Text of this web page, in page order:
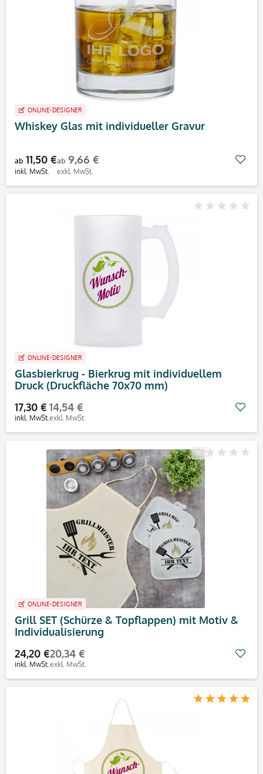
ONLINE-DESIGNER
Whiskey Glas mit individueller Gravur
ab 11,50 €
inkl. MwSt.
ab 9,66 €
exkl. MwSt.
ONLINE-DESIGNER
Glasbierkrug - Bierkrug mit individuellem
Druck (Druckfläche 70x70 mm)
17,30 €
inkl. MwSt.
14,54 €
exkl. MwSt.
ONLINE-DESIGNER
Grill SET (Schürze & Topflappen) mit Motiv &
Individualisierung
24,20 €
inkl. MwSt.
20,34 €
exkl. MwSt.